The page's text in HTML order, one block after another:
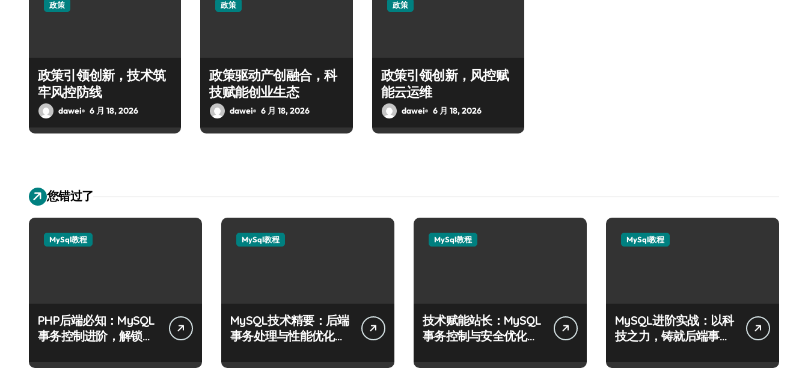
政策
政策引领创新，技术筑
牢风控防线
dawei 6 月 18, 2026
政策
政策驱动产创融合，科
技赋能创业生态
dawei 6 月 18, 2026
政策
政策引领创新，风控赋
能云运维
dawei 6 月 18, 2026
您错过了
MySql教程
PHP后端必知：MySQL
事务控制进阶，解锁站
MySql教程
MySQL技术精要：后端
事务处理与性能优化实
MySql教程
技术赋能站长：MySQL
事务控制与安全优化实
MySql教程
MySQL进阶实战：以科
技之力，铸就后端事务